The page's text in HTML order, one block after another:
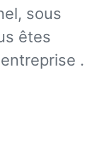
sous
êtes
.